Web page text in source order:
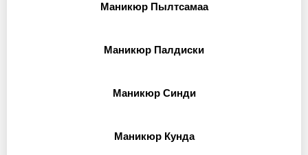
Маникюр Пылтсамаа
Маникюр Палдиски
Маникюр Синди
Маникюр Кунда